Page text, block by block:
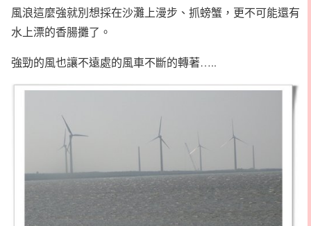
風浪這麼強就別想採在沙灘上漫步、抓螃蟹，更不可能還有
水上漂的香腸攤了。
強勁的風也讓不遠處的風車不斷的轉著…..